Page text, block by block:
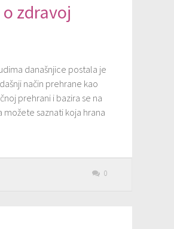
zdravoj
današnjice postala je
način prehrane kao
prehrani i bazira se na
možete saznati koja hrana
0